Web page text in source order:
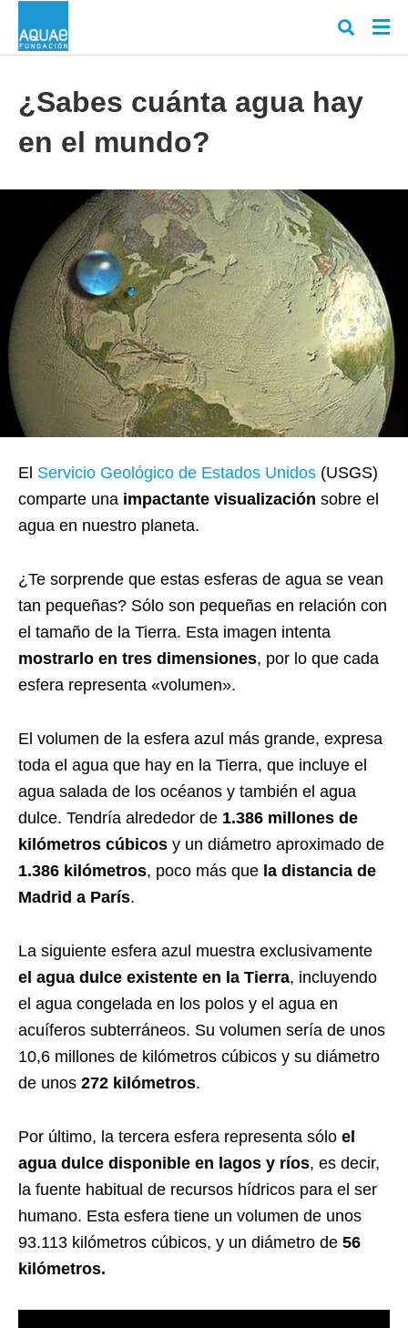
y
¿Sabes cuánta agua hay
en el mundo?
El Servicio Geológico de Estados Unidos (USGS)
comparte una impactante visualización sobre el
agua en nuestro planeta.
¿Te sorprende que estas esferas de agua se vean
tan pequeñas? Sólo son pequeñas en relación con
el tamaño de la Tierra. Esta imagen intenta
mostrarlo en tres dimensiones, por lo que cada
esfera representa «volumen».
El volumen de la esfera azul más grande, expresa
toda el agua que hay en la Tierra, que incluye el
agua salada de los océanos y también el agua
dulce. Tendría alrededor de 1.386 millones de
kilómetros cúbicos y un diámetro aproximado de
1.386 kilómetros, poco más que la distancia de
Madrid a París.
La siguiente esfera azul muestra exclusivamente
el agua dulce existente en la Tierra, incluyendo
el agua congelada en los polos y el agua en
acuíferos subterráneos. Su volumen sería de unos
10,6 millones de kilómetros cúbicos y su diámetro
de unos 272 kilómetros.
Por último, la tercera esfera representa sólo el
agua dulce disponible en lagos y ríos, es decir,
la fuente habitual de recursos hídricos para el ser
humano. Esta esfera tiene un volumen de unos
93.113 kilómetros cúbicos, y un diámetro de 56
kilómetros.